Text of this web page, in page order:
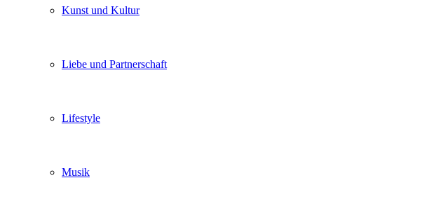
Kunst und Kultur
Liebe und Partnerschaft
Lifestyle
Musik